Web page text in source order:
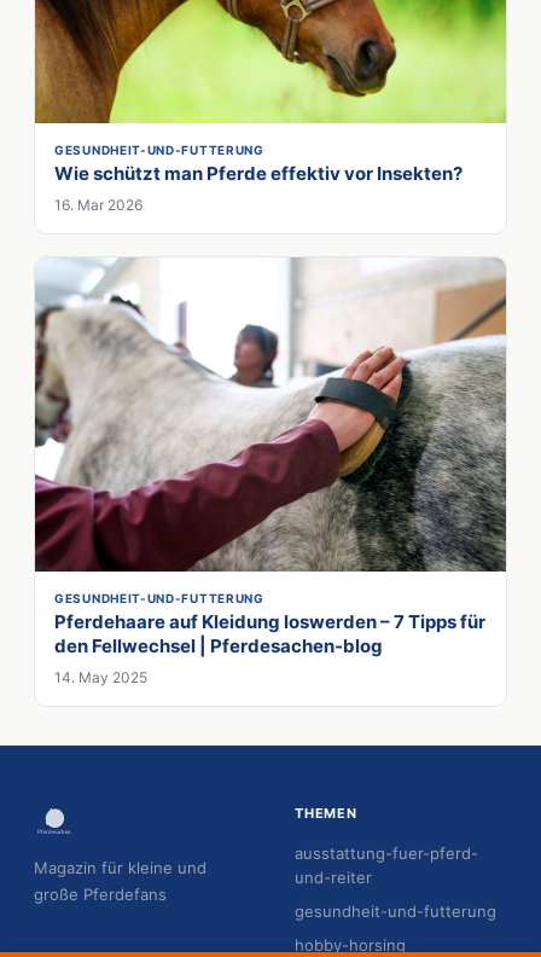
GESUNDHEIT-UND-FUTTERUNG
Wie schützt man Pferde effektiv vor Insekten?
16. Mar 2026
GESUNDHEIT-UND-FUTTERUNG
Pferdehaare auf Kleidung loswerden – 7 Tipps für
den Fellwechsel | Pferdesachen-blog
14. May 2025
Magazin für kleine und
große Pferdefans
THEMEN
ausstattung-fuer-pferd-
und-reiter
gesundheit-und-futterung
hobby-horsing